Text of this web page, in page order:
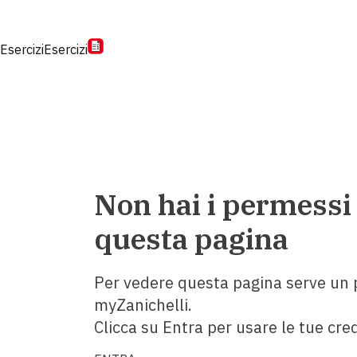
EserciziEsercizi
Non hai i
questa pagina
Per vedere questa pagina serve un
myZanichelli.
Clicca su Entra per usare le tue